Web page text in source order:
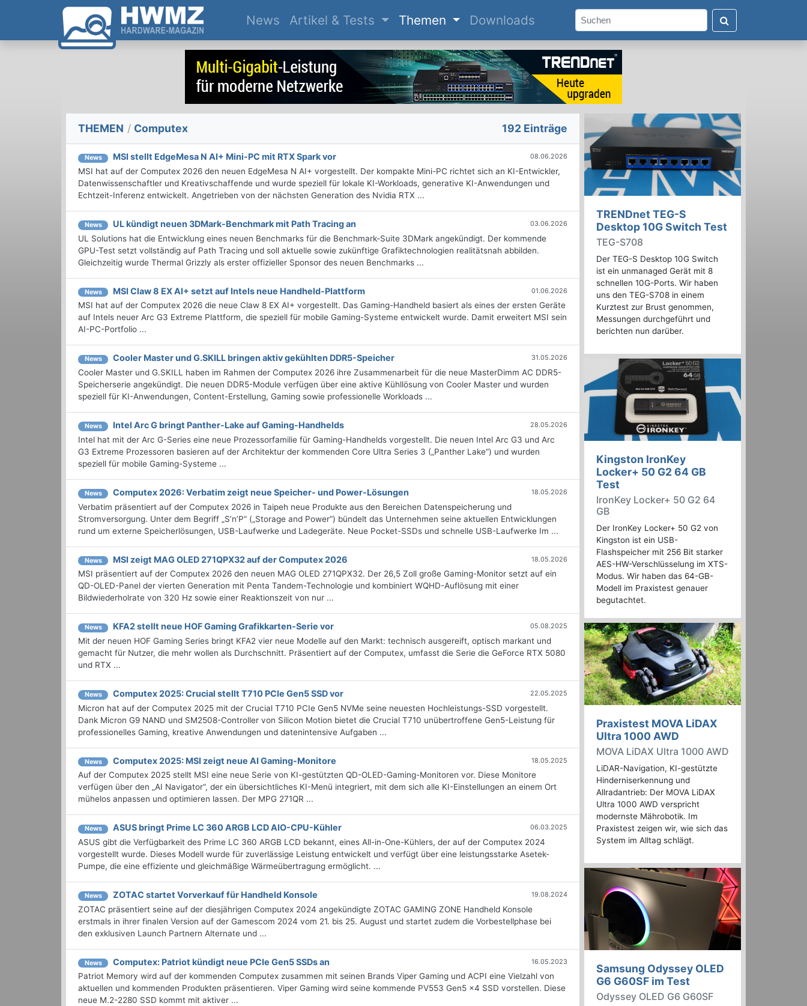
News(current)
Artikel & Tests Themen Downloads
THEMEN / Computex 192 Einträge
News MSI stellt EdgeMesa N AI+ Mini-PC mit RTX Spark vor 08.06.2026
MSI hat auf der Computex 2026 den neuen EdgeMesa N AI+ vorgestellt. Der kompakte Mini-PC richtet sich an KI-Entwickler,
Datenwissenschaftler und Kreativschaffende und wurde speziell für lokale KI-Workloads, generative KI-Anwendungen und
Echtzeit-Inferenz entwickelt. Angetrieben von der nächsten Generation des Nvidia RTX ...
News UL kündigt neuen 3DMark-Benchmark mit Path Tracing an 03.06.2026
UL Solutions hat die Entwicklung eines neuen Benchmarks für die Benchmark-Suite 3DMark angekündigt. Der kommende
GPU-Test setzt vollständig auf Path Tracing und soll aktuelle sowie zukünftige Grafiktechnologien realitätsnah abbilden.
Gleichzeitig wurde Thermal Grizzly als erster offizieller Sponsor des neuen Benchmarks ...
News MSI Claw 8 EX AI+ setzt auf Intels neue Handheld-Plattform 01.06.2026
MSI hat auf der Computex 2026 die neue Claw 8 EX AI+ vorgestellt. Das Gaming-Handheld basiert als eines der ersten Geräte
auf Intels neuer Arc G3 Extreme Plattform, die speziell für mobile Gaming-Systeme entwickelt wurde. Damit erweitert MSI sein
AI-PC-Portfolio ...
News Cooler Master und G.SKILL bringen aktiv gekühlten DDR5-Speicher 31.05.2026
Cooler Master und G.SKILL haben im Rahmen der Computex 2026 ihre Zusammenarbeit für die neue MasterDimm AC DDR5-
Speicherserie angekündigt. Die neuen DDR5-Module verfügen über eine aktive Kühllösung von Cooler Master und wurden
speziell für KI-Anwendungen, Content-Erstellung, Gaming sowie professionelle Workloads ...
News Intel Arc G bringt Panther-Lake auf Gaming-Handhelds 28.05.2026
Intel hat mit der Arc G-Series eine neue Prozessorfamilie für Gaming-Handhelds vorgestellt. Die neuen Intel Arc G3 und Arc
G3 Extreme Prozessoren basieren auf der Architektur der kommenden Core Ultra Series 3 („Panther Lake“) und wurden
speziell für mobile Gaming-Systeme ...
News Computex 2026: Verbatim zeigt neue Speicher- und Power-Lösungen 18.05.2026
Verbatim präsentiert auf der Computex 2026 in Taipeh neue Produkte aus den Bereichen Datenspeicherung und
Stromversorgung. Unter dem Begriff „S’n’P“ („Storage and Power“) bündelt das Unternehmen seine aktuellen Entwicklungen
rund um externe Speicherlösungen, USB-Laufwerke und Ladegeräte. Neue Pocket-SSDs und schnelle USB-Laufwerke Im ...
News MSI zeigt MAG OLED 271QPX32 auf der Computex 2026 18.05.2026
MSI präsentiert auf der Computex 2026 den neuen MAG OLED 271QPX32. Der 26,5 Zoll große Gaming-Monitor setzt auf ein
QD-OLED-Panel der vierten Generation mit Penta Tandem-Technologie und kombiniert WQHD-Auflösung mit einer
Bildwiederholrate von 320 Hz sowie einer Reaktionszeit von nur ...
News KFA2 stellt neue HOF Gaming Grafikkarten-Serie vor 05.08.2025
Mit der neuen HOF Gaming Series bringt KFA2 vier neue Modelle auf den Markt: technisch ausgereift, optisch markant und
gemacht für Nutzer, die mehr wollen als Durchschnitt. Präsentiert auf der Computex, umfasst die Serie die GeForce RTX 5080
und RTX ...
News Computex 2025: Crucial stellt T710 PCIe Gen5 SSD vor 22.05.2025
Micron hat auf der Computex 2025 mit der Crucial T710 PCIe Gen5 NVMe seine neuesten Hochleistungs-SSD vorgestellt.
Dank Micron G9 NAND und SM2508-Controller von Silicon Motion bietet die Crucial T710 unübertroffene Gen5-Leistung für
professionelles Gaming, kreative Anwendungen und datenintensive Aufgaben ...
News Computex 2025: MSI zeigt neue AI Gaming-Monitore 18.05.2025
Auf der Computex 2025 stellt MSI eine neue Serie von KI-gestützten QD-OLED-Gaming-Monitoren vor. Diese Monitore
verfügen über den „AI Navigator“, der ein übersichtliches KI-Menü integriert, mit dem sich alle KI-Einstellungen an einem Ort
mühelos anpassen und optimieren lassen. Der MPG 271QR ...
News ASUS bringt Prime LC 360 ARGB LCD AIO-CPU-Kühler 06.03.2025
ASUS gibt die Verfügbarkeit des Prime LC 360 ARGB LCD bekannt, eines All-in-One-Kühlers, der auf der Computex 2024
vorgestellt wurde. Dieses Modell wurde für zuverlässige Leistung entwickelt und verfügt über eine leistungsstarke Asetek-
Pumpe, die eine effiziente und gleichmäßige Wärmeübertragung ermöglicht. ...
News ZOTAC startet Vorverkauf für Handheld Konsole 19.08.2024
ZOTAC präsentiert seine auf der diesjährigen Computex 2024 angekündigte ZOTAC GAMING ZONE Handheld Konsole
erstmals in ihrer finalen Version auf der Gamescom 2024 vom 21. bis 25. August und startet zudem die Vorbestellphase bei
den exklusiven Launch Partnern Alternate und ...
News Computex: Patriot kündigt neue PCIe Gen5 SSDs an 16.05.2023
Patriot Memory wird auf der kommenden Computex zusammen mit seinen Brands Viper Gaming und ACPI eine Vielzahl von
aktuellen und kommenden Produkten präsentieren. Viper Gaming wird seine kommende PV553 Gen5 x4 SSD vorstellen. Diese
neue M.2-2280 SSD kommt mit aktiver ...
TRENDnet TEG-S
Desktop 10G Switch Test
TEG-S708
Der TEG-S Desktop 10G Switch
ist ein unmanaged Gerät mit 8
schnellen 10G-Ports. Wir haben
uns den TEG-S708 in einem
Kurztest zur Brust genommen,
Messungen durchgeführt und
berichten nun darüber.
Kingston IronKey
Locker+ 50 G2 64 GB
Test
IronKey Locker+ 50 G2 64
GB
Der IronKey Locker+ 50 G2 von
Kingston ist ein USB-
Flashspeicher mit 256 Bit starker
AES-HW-Verschlüsselung im XTS-
Modus. Wir haben das 64-GB-
Modell im Praxistest genauer
begutachtet.
Praxistest MOVA LiDAX
Ultra 1000 AWD
MOVA LiDAX Ultra 1000 AWD
LiDAR-Navigation, KI-gestützte
Hinderniserkennung und
Allradantrieb: Der MOVA LiDAX
Ultra 1000 AWD verspricht
modernste Mährobotik. Im
Praxistest zeigen wir, wie sich das
System im Alltag schlägt.
Samsung Odyssey OLED
G6 G60SF im Test
Odyssey OLED G6 G60SF